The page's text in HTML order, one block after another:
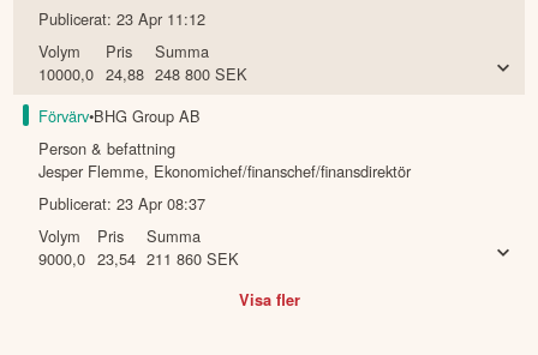
Publicerat:23 Apr 11:12
Volym
10000,0
Pris
24,88
Summa
248 800 SEK
Förvärv•BHG Group AB
Person & befattning
Jesper Flemme, Ekonomichef/finanschef/finansdirektör
Publicerat:23 Apr 08:37
Volym
9000,0
Pris
23,54
Summa
211 860 SEK
Visa fler